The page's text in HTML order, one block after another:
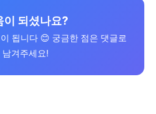
이 되셨나요?
됩니다 😊 궁금한 점은 댓글로
남겨주세요!